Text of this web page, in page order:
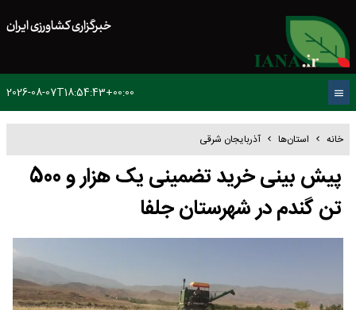
خبرگزاری کشاورزی ایران
2026-08-07T18:54:43+00:00
خانه استان‌ها آذربایجان شرقی
پیش بینی خرید تضمینی یک هزار و 500
تن گندم در شهرستان جلفا